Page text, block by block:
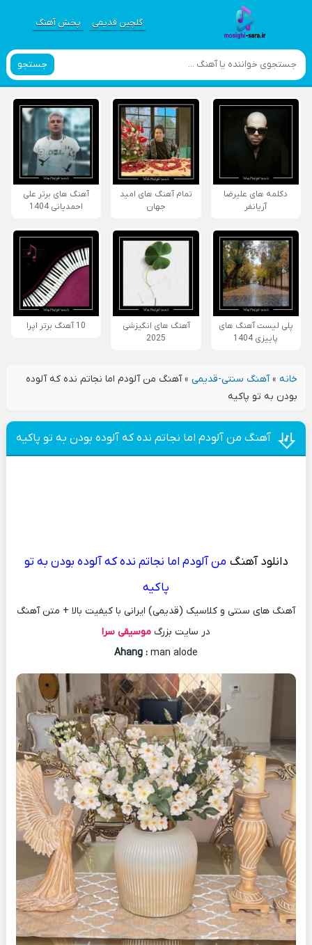
گلچین قدیمی پخش آهنگ
جستجو
دکلمه های علیرضا
آریانفر
تمام آهنگ های امید
جهان
آهنگ های برتر علی
احمدیانی 1404
پلی لیست آهنگ های
پاییزی 1404
آهنگ های انگیزشی
2025
10 آهنگ برتر اپرا
خانه»آهنگ سنتی-قدیمی»آهنگ من آلودم اما نجاتم نده که آلوده
بودن به تو پاکیه
آهنگ من آلودم اما نجاتم نده که آلوده بودن به تو پاکیه
دانلود آهنگ من آلودم اما نجاتم نده که آلوده بودن به تو
پاکیه
آهنگ های سنتی و کلاسیک (قدیمی) ایرانی با کیفیت بالا + متن آهنگ
در سایت بزرگ موسیقی سرا
Ahang : man alode